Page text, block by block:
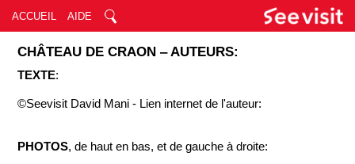
ACCUEIL AIDE
CHÂTEAU DE CRAON ‒ AUTEURS:
TEXTE:
©Seevisit David Mani - Lien internet de l'auteur:
PHOTOS, de haut en bas, et de gauche à droite: